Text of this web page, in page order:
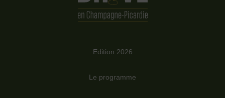
Edition 2026
Le programme